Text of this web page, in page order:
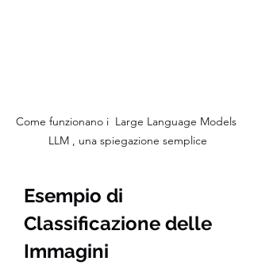
Come funzionano i  Large Language Models
LLM , una spiegazione semplice
Esempio di
Classificazione delle
Immagini